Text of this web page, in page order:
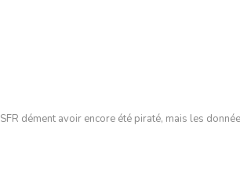
SFR dément avoir encore été piraté, mais les